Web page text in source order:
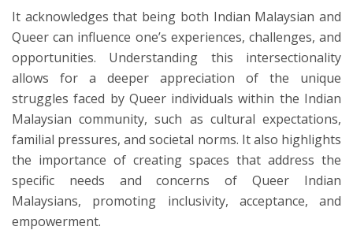
It acknowledges that being both Indian Malaysian and
Queer can influence one’s experiences, challenges, and
opportunities. Understanding this intersectionality
allows for a deeper appreciation of the unique
struggles faced by Queer individuals within the Indian
Malaysian community, such as cultural expectations,
familial pressures, and societal norms. It also highlights
the importance of creating spaces that address the
specific needs and concerns of Queer Indian
Malaysians, promoting inclusivity, acceptance, and
empowerment.